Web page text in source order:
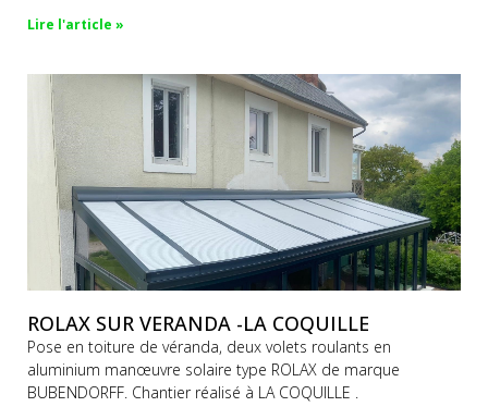
Lire l'article »
ROLAX SUR VERANDA -LA COQUILLE
Pose en toiture de véranda, deux volets roulants en
aluminium manœuvre solaire type ROLAX de marque
BUBENDORFF. Chantier réalisé à LA COQUILLE .